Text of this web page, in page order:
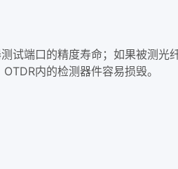
试端口的精度寿命；如果被测光
内的检测器件容易损毁。